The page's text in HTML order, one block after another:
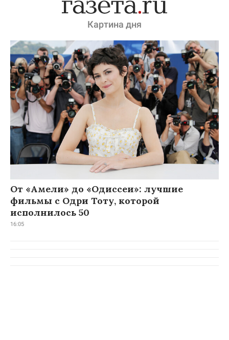
Картина дня
От «Амели» до «Одиссеи»: лучшие
фильмы с Одри Тоту, которой
исполнилось 50
16:05